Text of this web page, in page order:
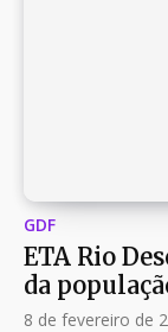
GDF
ETA Rio
da
8 de fevereiro de